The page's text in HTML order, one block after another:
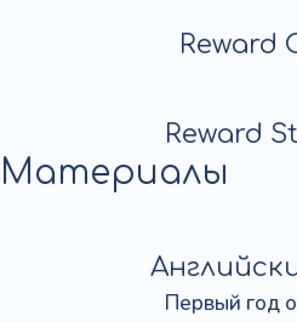
Reward
Reward
Материалы
Первый год